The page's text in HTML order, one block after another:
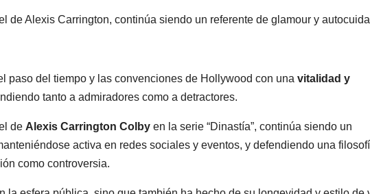
de Alexis Carrington, continúa siendo un referente de glamour y
paso del tiempo y las convenciones de Hollywood con una vitalidad y
tanto a admiradores como a detractores.
de Alexis Carrington Colby en la serie “Dinastía”, continúa siendo un
activa en redes sociales y eventos, y defendiendo una
como controversia.